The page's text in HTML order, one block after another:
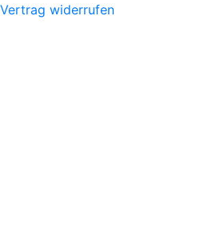
Vertrag widerrufen